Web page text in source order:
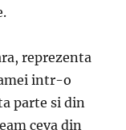
reprezenta
intr-o
parte si din
ceva din